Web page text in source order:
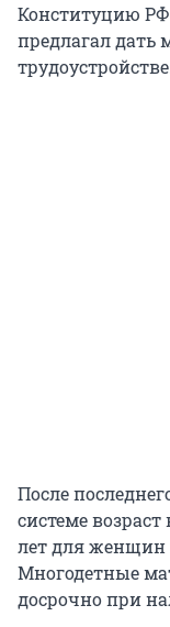
Конституцию
предлагал
После
системе
лет для женщин
Многодетные
досрочно при